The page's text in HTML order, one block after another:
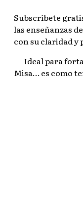
Subscríbete
las enseñanzas
con su claridad y
Ideal para
Misa… es como